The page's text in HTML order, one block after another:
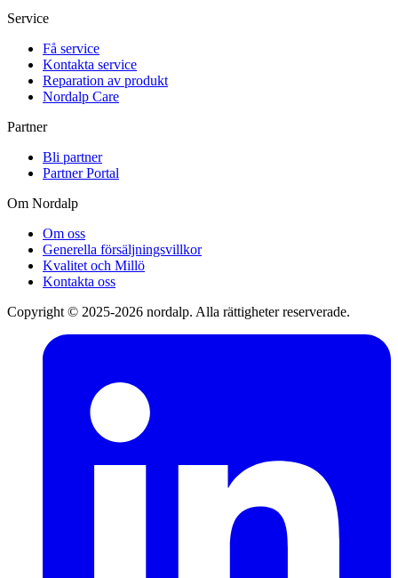
Service
Få service
Kontakta service
Reparation av produkt
Nordalp Care
Partner
Bli partner
Partner Portal
Om Nordalp
Om oss
Generella försäljningsvillkor
Kvalitet och Millö
Kontakta oss
Copyright © 2025-2026 nordalp. Alla rättigheter reserverade.